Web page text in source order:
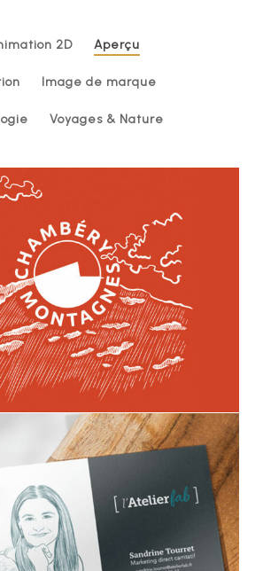
freelance à Chambéry et
mon travail je vous invite à
curieux, espiègle et optimiste
inspirées de la nature qui
à l’aquarelle, au crayon, au
graphique. J’aime ancrer
territoire en tissant des liens
locaux. Je souhaite que
contribue à un monde
je reverse 5% de mes
Grandir Ailleurs.Pour en
engagement consultez la
parcours
2D Aperçu
Image de marque
Voyages & Nature